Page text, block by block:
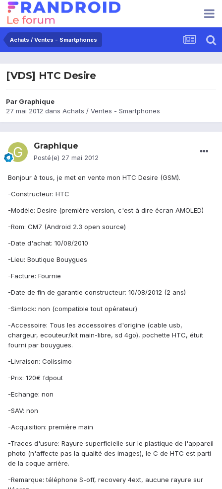
Achats / Ventes - Smartphones
[VDS] HTC Desire
Par Graphique
27 mai 2012 dans Achats / Ventes - Smartphones
Graphique
Posté(e) 27 mai 2012
Bonjour à tous, je met en vente mon HTC Desire (GSM).
-Constructeur: HTC
-Modèle: Desire (première version, c'est à dire écran AMOLED)
-Rom: CM7 (Android 2.3 open source)
-Date d'achat: 10/08/2010
-Lieu: Boutique Bouygues
-Facture: Fournie
-Date de fin de garantie constructeur: 10/08/2012 (2 ans)
-Simlock: non (compatible tout opérateur)
-Accessoire: Tous les accessoires d'origine (cable usb,
chargeur, ecouteur/kit main-libre, sd 4go), pochette HTC, étuit
fourni par bouygues.
-Livraison: Colissimo
-Prix: 120€ fdpout
-Echange: non
-SAV: non
-Acquisition: première main
-Traces d'usure: Rayure superficielle sur le plastique de l'appareil
photo (n'affecte pas la qualité des images), le C de HTC est parti
de la coque arrière.
-Remarque: téléphone S-off, recovery 4ext, aucune rayure sur